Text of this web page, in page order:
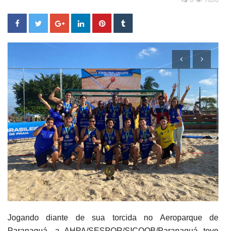
Jogando diante de sua torcida no Aeroparque de